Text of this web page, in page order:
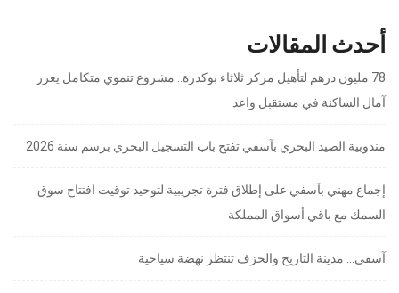
أحدث المقالات
78 مليون درهم لتأهيل مركز ثلاثاء بوكدرة.. مشروع تنموي متكامل يعزز
آمال الساكنة في مستقبل واعد
مندوبية الصيد البحري بآسفي تفتح باب التسجيل البحري برسم سنة 2026
إجماع مهني بآسفي على إطلاق فترة تجريبية لتوحيد توقيت افتتاح سوق
السمك مع باقي أسواق المملكة
آسفي… مدينة التاريخ والخزف تنتظر نهضة سياحية